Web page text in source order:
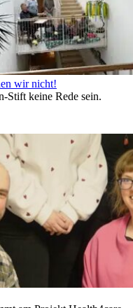
wir nicht!
Stift keine Rede sein.